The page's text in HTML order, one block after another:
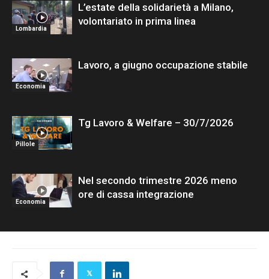
Lombardia
L’estate della solidarietà a Milano,
volontariato in prima linea
Economia
Lavoro, a giugno occupazione stabile
Pillole
Tg Lavoro & Welfare – 30/7/2026
Economia
Nel secondo trimestre 2026 meno
ore di cassa integrazione